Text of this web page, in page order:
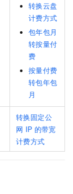
转换云盘
计费方式
包年包月
转按量付
费
按量付费
转包年包
月
转换固定公
网 IP 的带宽
计费方式